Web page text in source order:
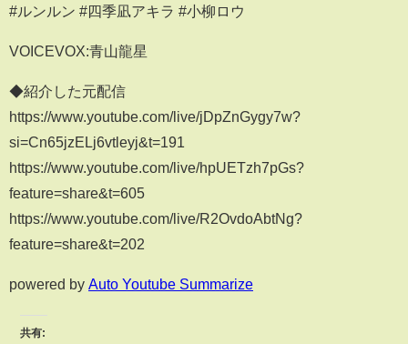
#ルンルン #四季凪アキラ #小柳ロウ
VOICEVOX:青山龍星
◆紹介した元配信
https://www.youtube.com/live/jDpZnGygy7w?
si=Cn65jzELj6vtleyj&t=191
https://www.youtube.com/live/hpUETzh7pGs?
feature=share&t=605
https://www.youtube.com/live/R2OvdoAbtNg?
feature=share&t=202
powered by Auto Youtube Summarize
共有: